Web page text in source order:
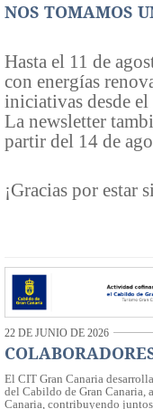
NOS TOMAMOS
Hasta el 11 de
con energías
iniciativas desde el
La newsletter
partir del 14 de
¡Gracias por estar
22 DE JUNIO DE 2026
El CIT Gran Canaria
del Cabildo de Gran Canaria,
Canaria, contribuyendo